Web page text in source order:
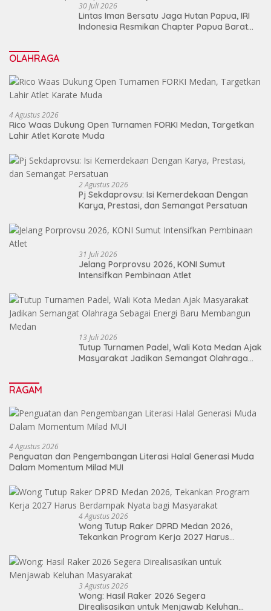
30 Juli 2026
Lintas Iman Bersatu Jaga Hutan Papua, IRI
Indonesia Resmikan Chapter Papua Barat
OLAHRAGA
4 Agustus 2026
Rico Waas Dukung Open Turnamen FORKI Medan, Targetkan
Lahir Atlet Karate Muda
2 Agustus 2026
Pj Sekdaprovsu: Isi Kemerdekaan Dengan
Karya, Prestasi, dan Semangat Persatuan
31 Juli 2026
Jelang Porprovsu 2026, KONI Sumut
Intensifkan Pembinaan Atlet
13 Juli 2026
Tutup Turnamen Padel, Wali Kota Medan Ajak
Masyarakat Jadikan Semangat Olahraga
RAGAM
4 Agustus 2026
Penguatan dan Pengembangan Literasi Halal Generasi Muda
Dalam Momentum Milad MUI
4 Agustus 2026
Wong Tutup Raker DPRD Medan 2026,
Tekankan Program Kerja 2027 Harus
3 Agustus 2026
Wong: Hasil Raker 2026 Segera
Direalisasikan untuk Menjawab Keluhan